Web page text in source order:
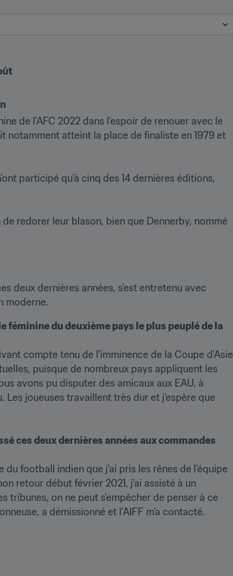
de l'AFC 2022 dans l'espoir de renouer avec le
notamment atteint la place de finaliste en 1979 et
participé qu'à cinq des 14 dernières éditions,
redorer leur blason, bien que Dennerby, nommé
moderne.
du deuxième pays le plus peuplé de la
compte tenu de l'imminence de la Coupe d'Asie
puisque de nombreux pays appliquent les
avons pu disputer des amicaux aux EAU, à
joueuses travaillent très dur et j'espère que
ces deux dernières années aux commandes
football indien que j'ai pris les rênes de l'équipe
tribunes, on ne peut s'empêcher de penser à ce
a démissionné et l'AIFF m'a contacté.